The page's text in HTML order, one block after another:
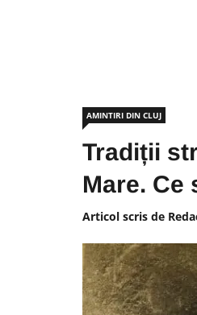
AMINTIRI DIN CLUJ
Tradiții
Mare. Ce
Articol scris de